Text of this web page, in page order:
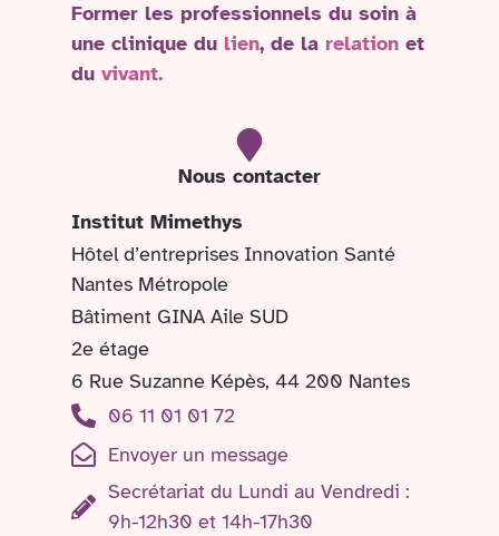
Former les professionnels du soin à
une clinique du lien, de la relation et
du vivant.
Nous contacter
Institut Mimethys
Hôtel d’entreprises Innovation Santé
Nantes Métropole
Bâtiment GINA Aile SUD
2e étage
6 Rue Suzanne Képès, 44 200 Nantes
06 11 01 01 72
Envoyer un message
Secrétariat du Lundi au Vendredi :
9h-12h30 et 14h-17h30